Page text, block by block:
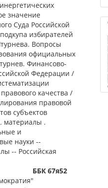
значение
Суда Российской
избирателей
Вопросы
официальных
Финансово-
Федерации /
качества /
правовой
субъектов
материалы .
и
науки --
-- Российская
ББК 67я52